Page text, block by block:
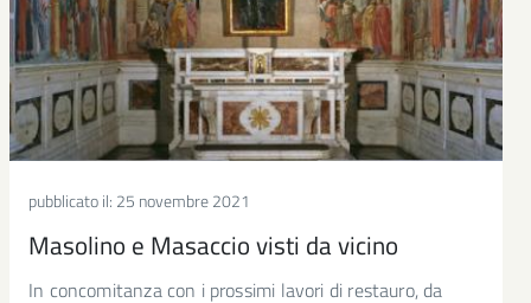
pubblicato il: 25 novembre 2021
Masolino e Masaccio visti da vicino
In concomitanza con i prossimi lavori di restauro, da